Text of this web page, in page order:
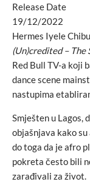
Release Date
19/12/2022
Hermes Iyele
(Un)credited – The
Red Bull TV-a koji
dance scene
nastupima
Smješten u Lagos,
objašnjava kako
do toga da je afro
pokreta često bili
zarađivali za život.